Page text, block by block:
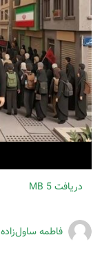
دریافت5 MB
فاطمه ساول‌زاده